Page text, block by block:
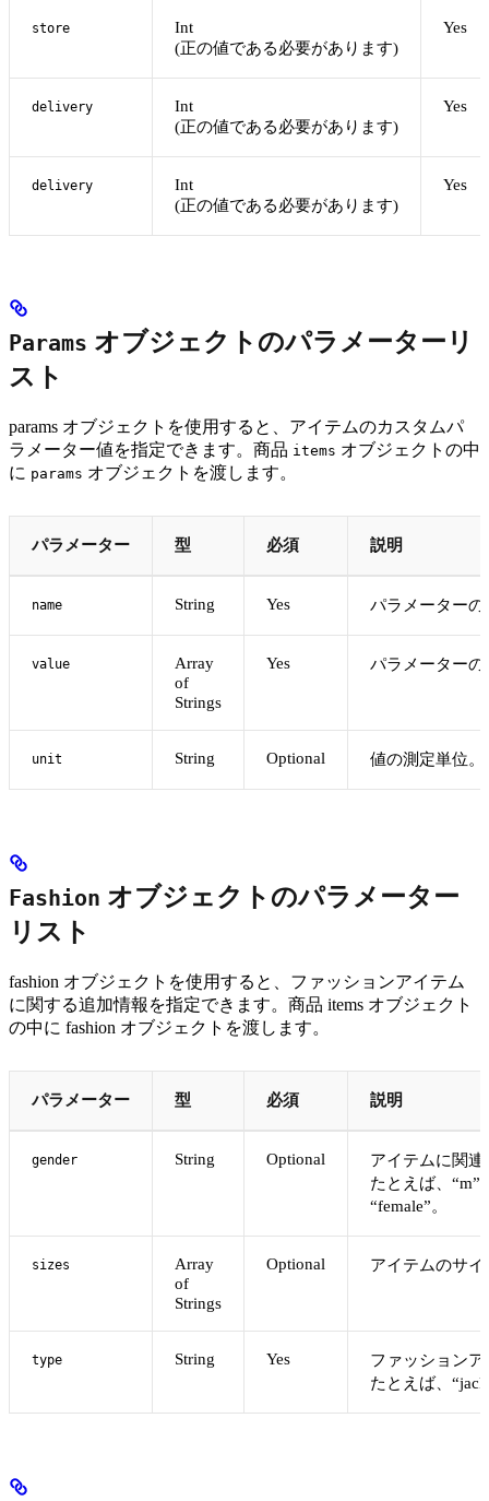
store
Int
(正の値である必要があります)
Yes
delivery
Int
(正の値である必要があります)
Yes
delivery
Int
(正の値である必要があります)
Yes
Params オブジェクトのパラメーターリ
スト
params オブジェクトを使用すると、アイテムのカスタムパ
ラメーター値を指定できます。商品 items オブジェクトの中
に params オブジェクトを渡します。
パラメーター 型 必須 説明
name String Yes パラメーターの
value
Array
of
Strings
Yes パラメーターの
unit String Optional 値の測定単位。
Fashion オブジェクトのパラメーター
リスト
fashion オブジェクトを使用すると、ファッションアイテム
に関する追加情報を指定できます。商品 items オブジェクト
の中に fashion オブジェクトを渡します。
パラメーター 型 必須 説明
gender String Optional
アイテムに関
たとえば、“m”
“female”。
sizes
Array
of
Strings
Optional アイテムのサ
type String Yes
ファッション
たとえば、